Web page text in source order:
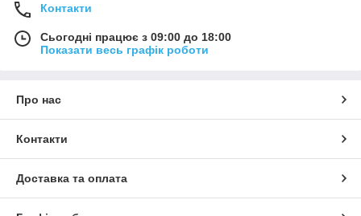
підходять для професійного використання;
Можна купити як окремий гідравлічний або механічний
Знімач форсунок гідравлічний
(гідрозйомник)
Якщо ви давно задавалися питанням, де можна купити
гідравлічний знімач форсунок за розумною ціною, в даному
Контакти
Сьогодні працює з 09:00 до 18:00
Показати весь графік роботи
Про нас
Контакти
Доставка та оплата